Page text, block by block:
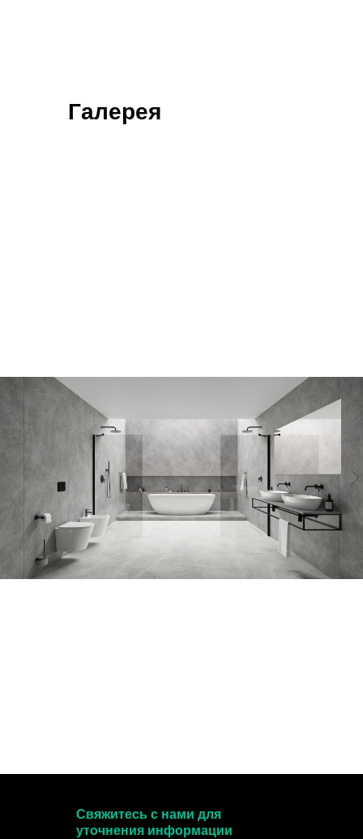
Галерея
Свяжитесь с нами для
уточнения информации